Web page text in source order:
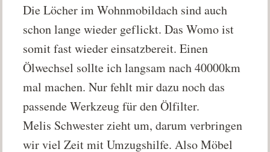
Die Löcher im Wohnmobildach sind auch
schon lange wieder geflickt. Das Womo ist
somit fast wieder einsatzbereit. Einen
Ölwechsel sollte ich langsam nach 40000km
mal machen. Nur fehlt mir dazu noch das
passende Werkzeug für den Ölfilter.
Melis Schwester zieht um, darum verbringen
wir viel Zeit mit Umzugshilfe. Also Möbel